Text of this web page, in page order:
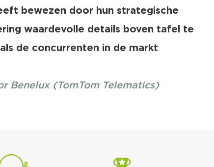
bewezen door hun strategische
waardevolle details boven tafel te
de concurrenten in de markt
Benelux (TomTom Telematics)